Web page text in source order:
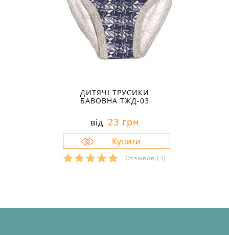
ДИТЯЧІ ТРУСИКИ
БАВОВНА ТЖД-03
від 23 грн
Отзывов (3)